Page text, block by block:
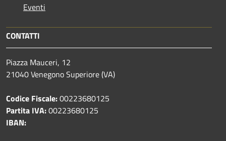
Eventi
CONTATTI
Piazza Mauceri, 12
21040 Venegono Superiore (VA)
Codice Fiscale:00223680125
Partita IVA:00223680125
IBAN: